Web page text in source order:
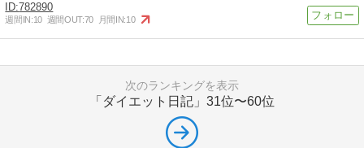
782890
週間IN:10 週間OUT:70 月間IN:10
次のランキングを表示
「ダイエット日記」 31位〜60位